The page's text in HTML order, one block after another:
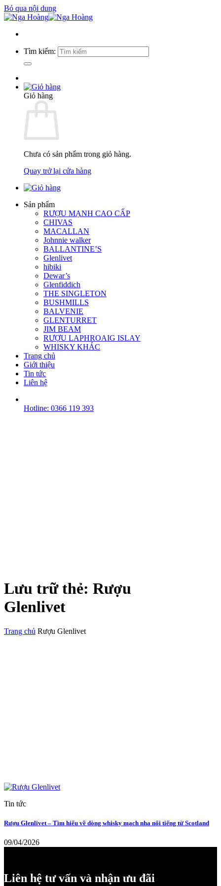
Bỏ qua nội dung
Tìm kiếm:
Giỏ hàng
Chưa có sản phẩm trong giỏ hàng.
Quay trở lại cửa hàng
Sản phẩm
RƯỢU MẠNH CAO CẤP
CHIVAS
MACALLAN
Johnnie walker
BALLANTINE’S
Glenlivet
hibiki
Dewar’s
Glenfiddich
THE SINGLETON
BUSHMILLS
BALVENIE
GLENTURRET
JIM BEAM
RƯỢU LAPHROAIG ISLAY
WHISKY KHÁC
Trang chủ
Giới thiệu
Tin tức
Liên hệ
Hotline: 0366 119 393
Lưu trữ thẻ: Rượu
Glenlivet
Trang chủ Rượu Glenlivet
Tin tức
Rượu Glenlivet – Tìm hiểu về dòng whisky mạch nha nổi tiếng từ Scotland
09/04/2026
Liên hệ tư vấn và nhận ưu đãi